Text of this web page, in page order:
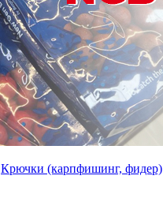
Крючки (карпфишинг, фидер)